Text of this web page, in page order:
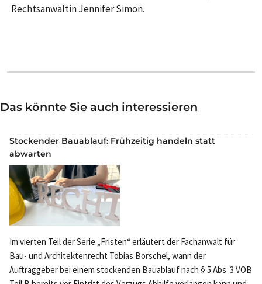
Rechtsanwältin Jennifer Simon.
Das könnte Sie auch interessieren
Stockender Bauablauf: Frühzeitig handeln statt
abwarten
Im vierten Teil der Serie „Fristen“ erläutert der Fachanwalt für
Bau- und Architektenrecht Tobias Borschel, wann der
Auftraggeber bei einem stockenden Bauablauf nach § 5 Abs. 3 VOB